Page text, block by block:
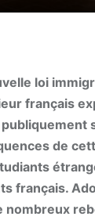
loi
français
de
français.
nombreux